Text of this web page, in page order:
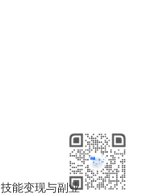
技能变现与副业